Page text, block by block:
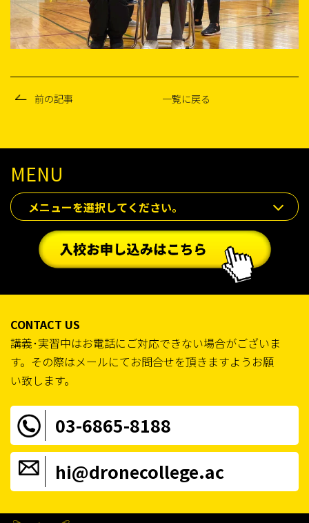
前の記事 一覧に戻る
MENU
メニューを選択してください。
CONTACT US
講義･実習中はお電話にご対応できない場合がございま
す。その際はメールにてお問合せを頂きますようお願
い致します。
03-6865-8188
hi@dronecollege.ac